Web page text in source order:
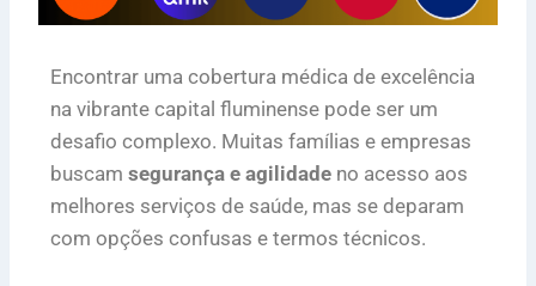
Encontrar uma cobertura médica de excelência
na vibrante capital fluminense pode ser um
desafio complexo. Muitas famílias e empresas
buscam segurança e agilidade no acesso aos
melhores serviços de saúde, mas se deparam
com opções confusas e termos técnicos.